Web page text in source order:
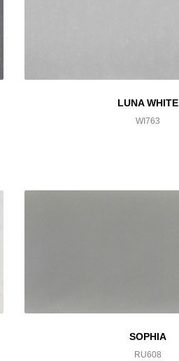
LUNA WHITE
WI763
SOPHIA
RU608